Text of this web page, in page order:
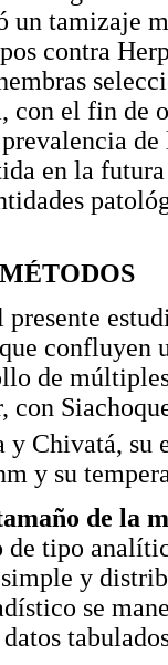
un tamizaje
contra
con el fin de
en la
presente
confluyen
de
con
y Chivatá, su
y su
de la
de tipo
y
se